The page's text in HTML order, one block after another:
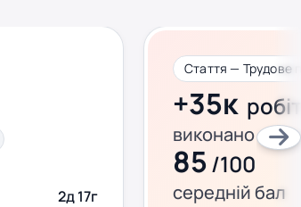
2д 17г
Стаття — Трудове
+35к
виконано за
85/100
середній бал